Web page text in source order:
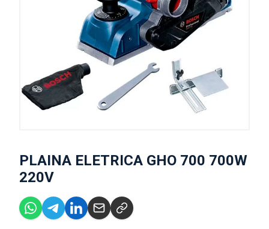
PLAINA ELETRICA GHO 700 700W
220V